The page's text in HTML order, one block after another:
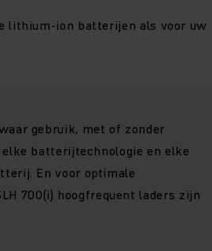
lithium-ion batterijen als voor uw
gebruik, met of zonder
batterijtechnologie en elke
En voor optimale
700(i) hoogfrequent laders zijn